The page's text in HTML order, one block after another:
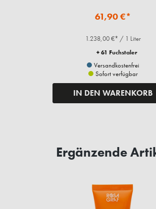
61,90 €*
1.238,00 €* / 1 Liter
+ 61 Fuchstaler
Versandkostenfrei
Sofort verfügbar
IN DEN WARENKORB
Ergänzende